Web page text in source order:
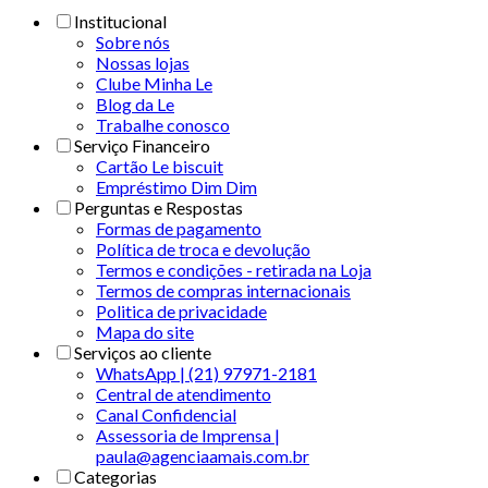
Institucional
Sobre nós
Nossas lojas
Clube Minha Le
Blog da Le
Trabalhe conosco
Serviço Financeiro
Cartão Le biscuit
Empréstimo Dim Dim
Perguntas e Respostas
Formas de pagamento
Política de troca e devolução
Termos e condições - retirada na Loja
Termos de compras internacionais
Politica de privacidade
Mapa do site
Serviços ao cliente
WhatsApp | (21) 97971-2181
Central de atendimento
Canal Confidencial
Assessoria de Imprensa |
paula@agenciaamais.com.br
Categorias